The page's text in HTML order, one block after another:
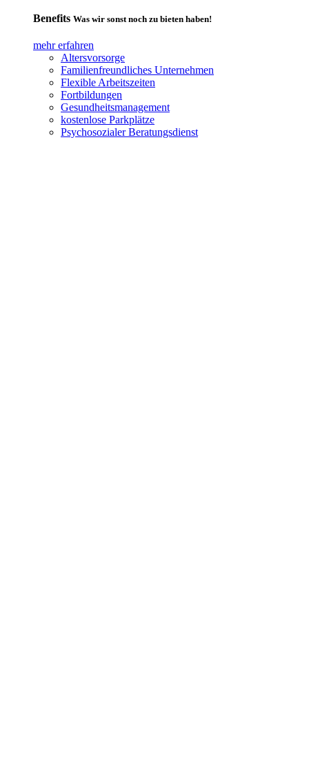
Benefits Was wir sonst noch zu bieten haben!
mehr erfahren
Altersvorsorge
Familienfreundliches Unternehmen
Flexible Arbeitszeiten
Fortbildungen
Gesundheitsmanagement
kostenlose Parkplätze
Psychosozialer Beratungsdienst